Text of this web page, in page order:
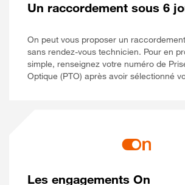
Un raccordement sous 6
On peut vous proposer un
sans rendez-vous technicien. Pour en
simple, renseignez votre numéro de
Optique (PTO) après avoir sélectionné
Les engagements On